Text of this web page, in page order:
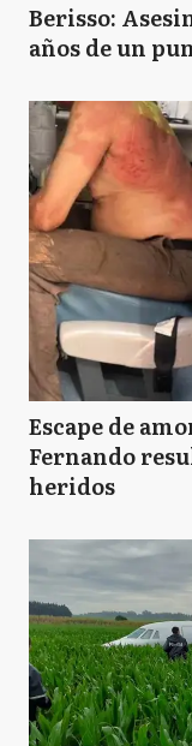
Berisso:
años de un
Escape de
Fernando
heridos